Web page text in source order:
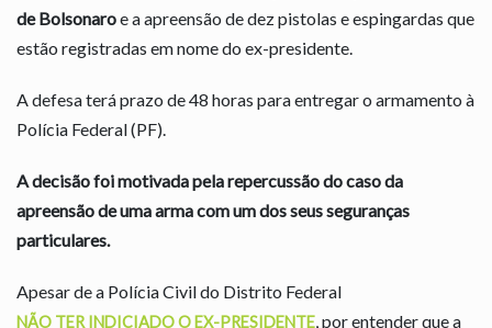
de Bolsonaroe a apreensão de dez pistolas e espingardas que
estão registradas em nome do ex-presidente.
A defesa terá prazo de 48 horas para entregar o armamento à
Polícia Federal (PF).
A decisão foi motivada pela repercussão do caso da
apreensão de uma arma com um dos seus seguranças
particulares.
Apesar de a Polícia Civil do Distrito Federal
NÃO TER INDICIADO O EX-PRESIDENTE, por entender que a